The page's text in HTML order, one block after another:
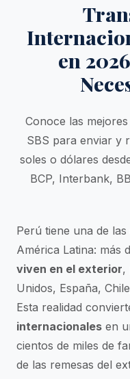
en
Conoce las
SBS para enviar y
soles o dólares
BCP, Interbank,
Perú tiene una de
América Latina: más
viven en el exterior,
Unidos, España,
Esta realidad
internacionales en
cientos de miles de
de las remesas del